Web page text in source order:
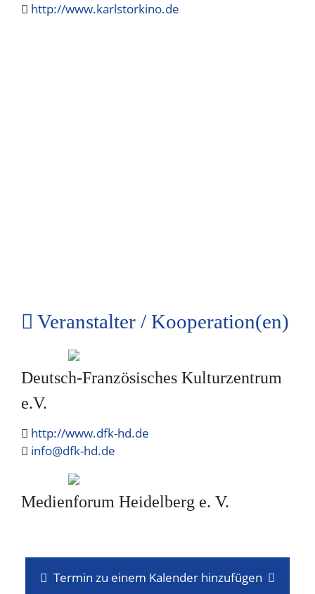
http://www.karlstorkino.de
Veranstalter / Kooperation(en)
Deutsch-Französisches Kulturzentrum
e.V.
http://www.dfk-hd.de
info@dfk-hd.de
Medienforum Heidelberg e. V.
Termin zu einem Kalender hinzufügen